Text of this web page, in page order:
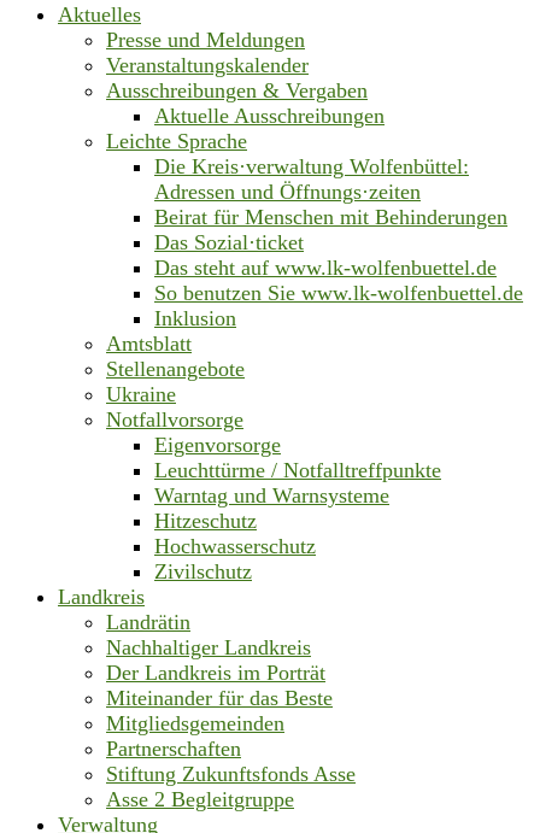
Aktuelles
Presse und Meldungen
Veranstaltungskalender
Ausschreibungen & Vergaben
Aktuelle Ausschreibungen
Leichte Sprache
Die Kreis·verwaltung Wolfenbüttel:
Adressen und Öffnungs·zeiten
Beirat für Menschen mit Behinderungen
Das Sozial·ticket
Das steht auf www.lk-wolfenbuettel.de
So benutzen Sie www.lk-wolfenbuettel.de
Inklusion
Amtsblatt
Stellenangebote
Ukraine
Notfallvorsorge
Eigenvorsorge
Leuchttürme / Notfalltreffpunkte
Warntag und Warnsysteme
Hitzeschutz
Hochwasserschutz
Zivilschutz
Landkreis
Landrätin
Nachhaltiger Landkreis
Der Landkreis im Porträt
Miteinander für das Beste
Mitgliedsgemeinden
Partnerschaften
Stiftung Zukunftsfonds Asse
Asse 2 Begleitgruppe
Verwaltung